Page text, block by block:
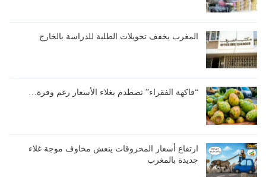
المغرب يخفف تحويلات الطلبة للدراسة بالخارج
“فاكهة الفقراء” تصطدم بغلاء الأسعار رغم وفرة…
ارتفاع أسعار المحروقات ينعش مخاوف موجة غلاء
جديدة بالمغرب